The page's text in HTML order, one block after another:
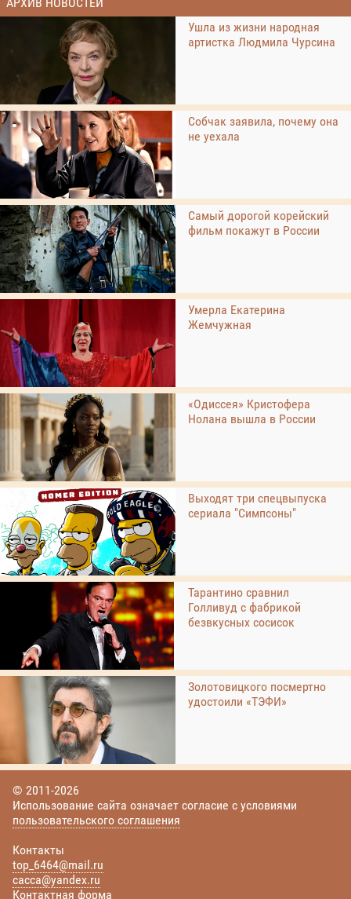
АРХИВ НОВОСТЕЙ
Ушла из жизни народная
артистка Людмила Чурсина
Собчак заявила, почему она
не уехала
Самый дорогой корейский
фильм покажут в России
Умерла Екатерина
Жемчужная
«Одиссея» Кристофера
Нолана вышла в России
Выходят три спецвыпуска
сериала "Симпсоны"
Тарантино сравнил
Голливуд с фабрикой
безвкусных сосисок
Золотовицкого посмертно
удостоили «ТЭФИ»
© 2011-2026
Использование сайта означает согласие с условиями
пользовательского соглашения
Контакты
top_6464@mail.ru
cacca@yandex.ru
Контактная форма